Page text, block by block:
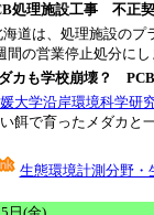
処理施設工事 不正
道は、処理施設のプ
間の営業停止処分に
カも学校崩壊？
大学沿岸環境科学研
餌で育ったメダカと
生態環境計測分野・